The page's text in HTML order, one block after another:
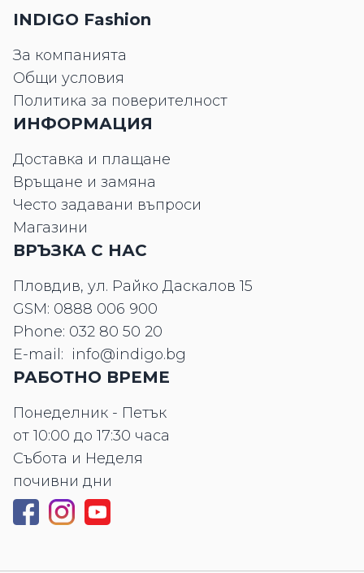
INDIGO Fashion
За компанията
Общи условия
Политика за поверителност
ИНФОРМАЦИЯ
Доставка и плащане
Връщане и замяна
Често задавани въпроси
Магазини
ВРЪЗКА С НАС
Пловдив, ул. Райко Даскалов 15
GSM: 0888 006 900
Phone: 032 80 50 20
E-mail: info@indigo.bg
РАБОТНО ВРЕМЕ
Понеделник - Петък
от 10:00 до 17:30 часа
Събота и Неделя
почивни дни